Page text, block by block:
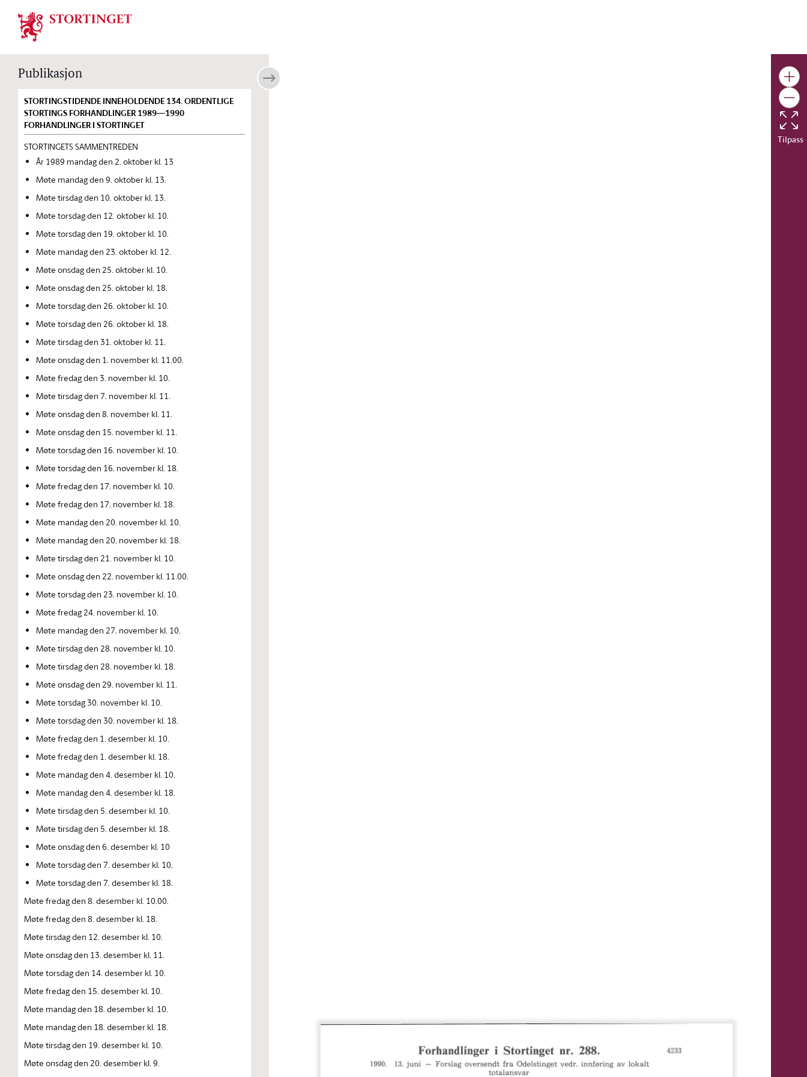
Stortinget.no
Publikasjon
STORTINGSTIDENDE INNEHOLDENDE 134. ORDENTLIGE
STORTINGS FORHANDLINGER 1989—1990
FORHANDLINGER I STORTINGET
STORTINGETS SAMMENTREDEN
År 1989 mandag den 2. oktober kl. 13
Møte mandag den 9. oktober kl. 13.
Møte tirsdag den 10. oktober kl. 13.
Møte torsdag den 12. oktober kl. 10.
Møte torsdag den 19. oktober kl. 10.
Møte mandag den 23. oktober kl. 12.
Møte onsdag den 25. oktober kl. 10.
Møte onsdag den 25. oktober kl. 18.
Møte torsdag den 26. oktober kl. 10.
Møte torsdag den 26. oktober kl. 18.
Møte tirsdag den 31. oktober kl. 11.
Møte onsdag den 1. november kl. 11.00.
Møte fredag den 3. november kl. 10.
Møte tirsdag den 7. november kl. 11.
Møte onsdag den 8. november kl. 11.
Møte onsdag den 15. november kl. 11.
Møte torsdag den 16. november kl. 10.
Møte torsdag den 16. november kl. 18.
Møte fredag den 17. november kl. 10.
Møte fredag den 17. november kl. 18.
Møte mandag den 20. november kl. 10.
Møte mandag den 20. november kl. 18.
Møte tirsdag den 21. november kl. 10.
Møte onsdag den 22. november kl. 11.00.
Møte torsdag den 23. november kl. 10.
Møte fredag 24. november kl. 10.
Møte mandag den 27. november kl. 10.
Møte tirsdag den 28. november kl. 10.
Møte tirsdag den 28. november kl. 18.
Møte onsdag den 29. november kl. 11.
Møte torsdag 30. november kl. 10.
Møte torsdag den 30. november kl. 18.
Møte fredag den 1. desember kl. 10.
Møte fredag den 1. desember kl. 18.
Møte mandag den 4. desember kl. 10.
Møte mandag den 4. desember kl. 18.
Møte tirsdag den 5. desember kl. 10.
Møte tirsdag den 5. desember kl. 18.
Møte onsdag den 6. desember kl. 10
Møte torsdag den 7. desember kl. 10.
Møte torsdag den 7. desember kl. 18.
Møte fredag den 8. desember kl. 10.00.
Møte fredag den 8. desember kl. 18.
Møte tirsdag den 12. desember kl. 10.
Møte onsdag den 13. desember kl. 11.
Møte torsdag den 14. desember kl. 10.
Møte fredag den 15. desember kl. 10.
Møte mandag den 18. desember kl. 10.
Møte mandag den 18. desember kl. 18.
Møte tirsdag den 19. desember kl. 10.
Møte onsdag den 20. desember kl. 9.